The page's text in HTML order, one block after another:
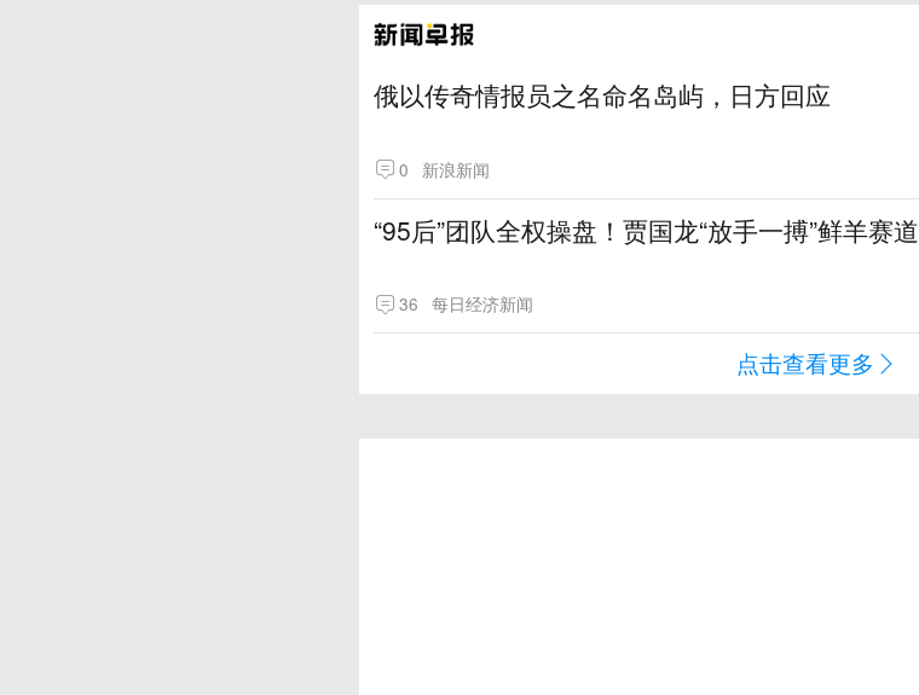
俄以传奇情报员之名命名岛屿，日方回应
0 新浪新闻
“95后”团队全权操盘！贾国龙“放手一搏”鲜羊赛道
36 每日经济新闻
点击查看更多